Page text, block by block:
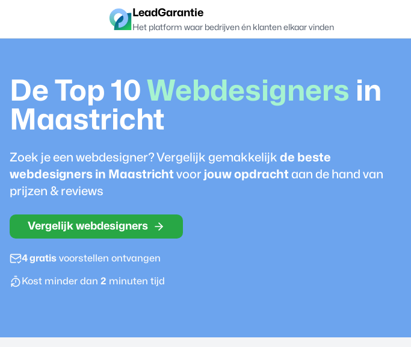
LeadGarantie
Het platform waar bedrijven én klanten elkaar vinden
De Top 10 Webdesigners in
Maastricht
Zoek je een webdesigner? Vergelijk gemakkelijk de beste
webdesigners in Maastricht voor jouw opdracht aan de hand van
prijzen & reviews
Vergelijk webdesigners
4 gratis voorstellen ontvangen
Kost minder dan 2 minuten tijd